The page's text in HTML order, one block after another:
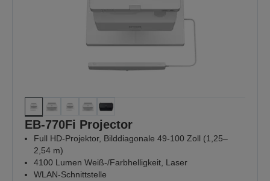
EB-770Fi Projector
Full HD-Projektor, Bilddiagonale 49-100 Zoll (1,25–
2,54 m)
4100 Lumen Weiß-/Farbhelligkeit, Laser
WLAN-Schnittstelle